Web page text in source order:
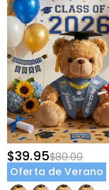
$39.95$80.00
Oferta de Verano